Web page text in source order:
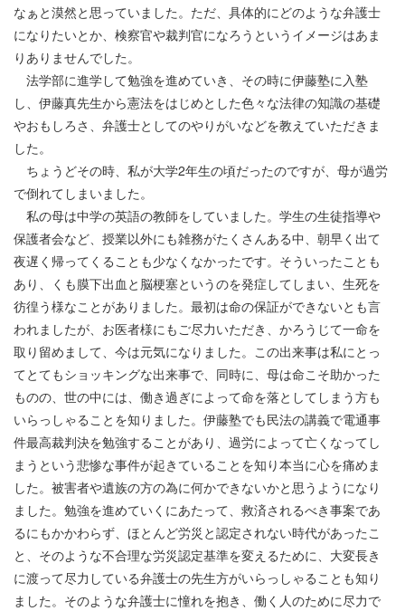
なぁと漠然と思っていました。ただ、具体的にどのような弁護士
になりたいとか、検察官や裁判官になろうというイメージはあま
りありませんでした。
法学部に進学して勉強を進めていき、その時に伊藤塾に入塾
し、伊藤真先生から憲法をはじめとした色々な法律の知識の基礎
やおもしろさ、弁護士としてのやりがいなどを教えていただきま
した。
ちょうどその時、私が大学2年生の頃だったのですが、母が過労
で倒れてしまいました。
私の母は中学の英語の教師をしていました。学生の生徒指導や
保護者会など、授業以外にも雑務がたくさんある中、朝早く出て
夜遅く帰ってくることも少なくなかったです。そういったことも
あり、くも膜下出血と脳梗塞というのを発症してしまい、生死を
彷徨う様なことがありました。最初は命の保証ができないとも言
われましたが、お医者様にもご尽力いただき、かろうじて一命を
取り留めまして、今は元気になりました。この出来事は私にとっ
てとてもショッキングな出来事で、同時に、母は命こそ助かった
ものの、世の中には、働き過ぎによって命を落としてしまう方も
いらっしゃることを知りました。伊藤塾でも民法の講義で電通事
件最高裁判決を勉強することがあり、過労によって亡くなってし
まうという悲惨な事件が起きていることを知り本当に心を痛めま
した。被害者や遺族の方の為に何かできないかと思うようになり
ました。勉強を進めていくにあたって、救済されるべき事案であ
るにもかかわらず、ほとんど労災と認定されない時代があったこ
と、そのような不合理な労災認定基準を変えるために、大変長き
に渡って尽力している弁護士の先生方がいらっしゃることも知り
ました。そのような弁護士に憧れを抱き、働く人のために尽力で